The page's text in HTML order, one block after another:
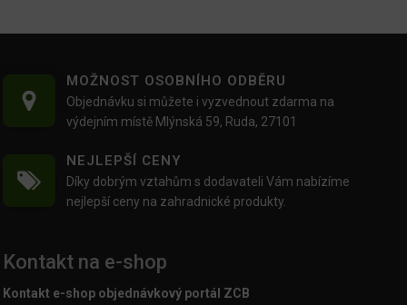
MOŽNOST OSOBNÍHO ODBĚRU
Objednávku si můžete i vyzvednout zdarma na
výdejním místě Mlýnská 59, Ruda, 27101
NEJLEPŠÍ CENY
Díky dobrým vztahům s dodavateli Vám nabízíme
nejlepší ceny na zahradnické produkty.
Kontakt na e-shop
Kontakt e-shop objednávkový portál ZCB